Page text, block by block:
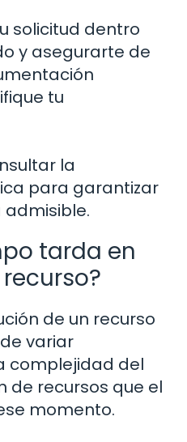
solicitud dentro
y asegurarte de
tu
la
para garantizar
admisible.
tarda en
de un recurso
variar
complejidad del
de recursos que el
momento.